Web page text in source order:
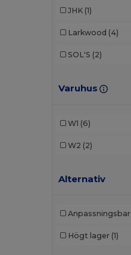
JHK (1)
Larkwood (4)
SOL'S (2)
Varuhus
W1 (6)
W2 (2)
Alternativ
Anpassningsbar
Högt lager (1)